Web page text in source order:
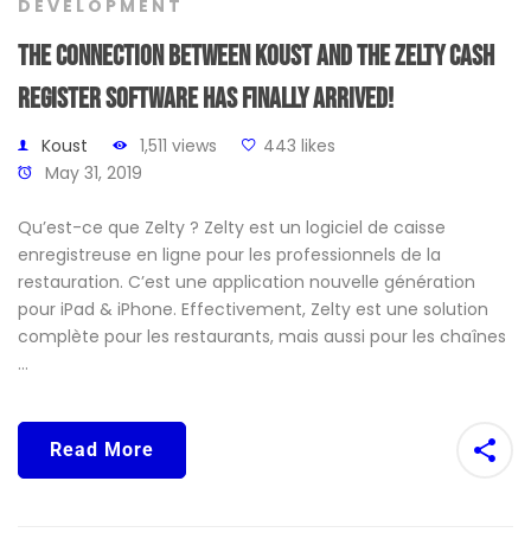
DEVELOPMENT
The connection between Koust and the Zelty cash
register software has finally arrived!
Koust 1,511 views
443 likes
May 31, 2019
Qu’est-ce que Zelty ? Zelty est un logiciel de caisse
enregistreuse en ligne pour les professionnels de la
restauration. C’est une application nouvelle génération
pour iPad & iPhone. Effectivement, Zelty est une solution
complète pour les restaurants, mais aussi pour les chaînes
…
Read More